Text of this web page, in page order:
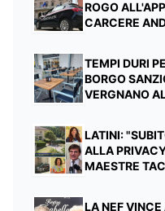
ROGO
CARCERE
TEMPI DURI
BORGO
VERGNANO
LATINI:
ALLA
MAESTRE
LA NEF